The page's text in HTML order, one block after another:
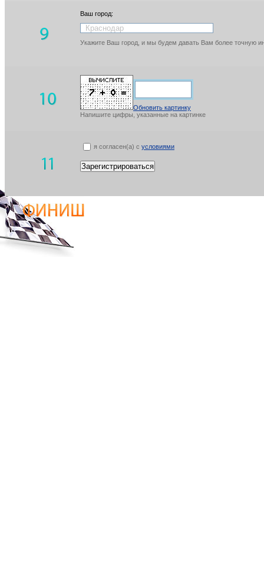
Ваш город:
Укажите Ваш город, и мы будем давать Вам более точную
Обновить картинку
Напишите цифры, указанные на картинке
я согласен(а) с условиями
Зарегистрироваться